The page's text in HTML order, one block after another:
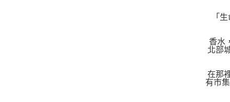
「
香水
北部
在那
有市